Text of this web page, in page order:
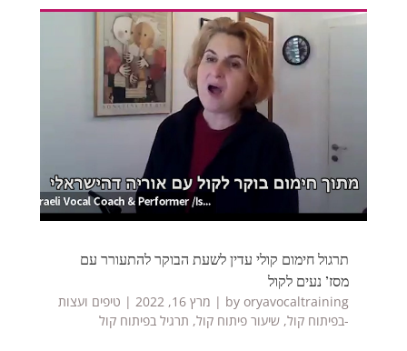
תרגול חימום קולי עדין לשעת הבוקר להתעורר עם
מסז’ נעים לקול
by oryavocaltraining
| מרץ 16, 2022 | טיפים ועצות
-בפיתוח קול, שיעור פיתוח קול, תרגיל בפיתוח קול